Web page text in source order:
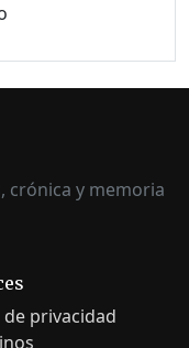
crónica y memoria
de privacidad